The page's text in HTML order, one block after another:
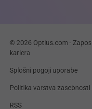
© 2026 Optius.com -
kariera
Splošni pogoji uporabe
Politika varstva zasebnosti
RSS